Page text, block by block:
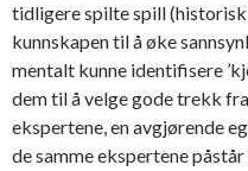
tidligere spilte spill
kunnskapen til å øke
mentalt kunne identifisere
dem til å velge gode trekk
ekspertene, en avgjørende
de samme ekspertene